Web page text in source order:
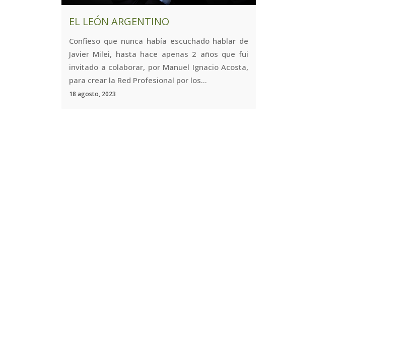
EL LEÓN ARGENTINO
Confieso que nunca había escuchado hablar de
Javier Milei, hasta hace apenas 2 años que fui
invitado a colaborar, por Manuel Ignacio Acosta,
para crear la Red Profesional por los...
18 agosto, 2023